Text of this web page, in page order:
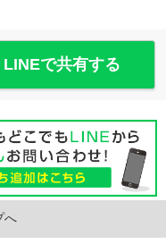
LINEで共有する
へ